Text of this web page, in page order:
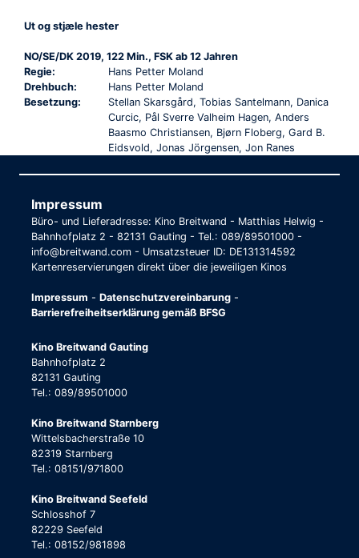
Ut og stjæle hester
NO/SE/DK 2019, 122 Min., FSK ab 12 Jahren
Regie:
Hans Petter Moland
Drehbuch:
Hans Petter Moland
Besetzung:
Stellan Skarsgård, Tobias Santelmann, Danica
Curcic, Pål Sverre Valheim Hagen, Anders
Baasmo Christiansen, Bjørn Floberg, Gard B.
Eidsvold, Jonas Jörgensen, Jon Ranes
Impressum
Büro- und Lieferadresse: Kino Breitwand - Matthias Helwig -
Bahnhofplatz 2 - 82131 Gauting - Tel.: 089/89501000 -
info@breitwand.com - Umsatzsteuer ID: DE131314592
Kartenreservierungen direkt über die jeweiligen Kinos
Impressum - Datenschutzvereinbarung -
Barrierefreiheitserklärung gemäß BFSG
Kino Breitwand Gauting
Bahnhofplatz 2
82131 Gauting
Tel.: 089/89501000
Kino Breitwand Starnberg
Wittelsbacherstraße 10
82319 Starnberg
Tel.: 08151/971800
Kino Breitwand Seefeld
Schlosshof 7
82229 Seefeld
Tel.: 08152/981898